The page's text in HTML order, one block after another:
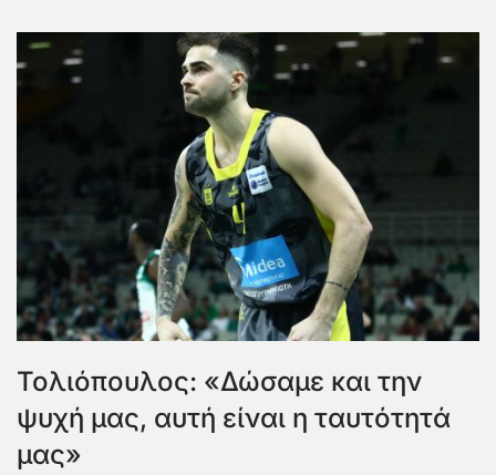
Τολιόπουλος: «Δώσαμε και την
ψυχή μας, αυτή είναι η ταυτότητά
μας»